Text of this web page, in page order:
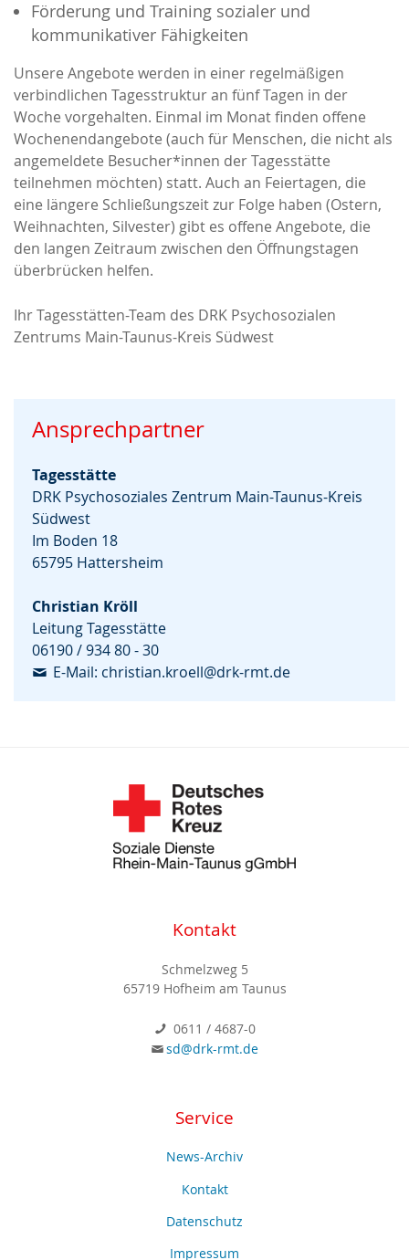
Förderung und Training sozialer und
kommunikativer Fähigkeiten
Unsere Angebote werden in einer regelmäßigen
verbindlichen Tagesstruktur an fünf Tagen in der
Woche vorgehalten. Einmal im Monat finden offene
Wochenendangebote (auch für Menschen, die nicht als
angemeldete Besucher*innen der Tagesstätte
teilnehmen möchten) statt. Auch an Feiertagen, die
eine längere Schließungszeit zur Folge haben (Ostern,
Weihnachten, Silvester) gibt es offene Angebote, die
den langen Zeitraum zwischen den Öffnungstagen
überbrücken helfen.
Ihr Tagesstätten-Team des DRK Psychosozialen
Zentrums Main-Taunus-Kreis Südwest
Ansprechpartner
Tagesstätte
DRK Psychosoziales Zentrum Main-Taunus-Kreis
Südwest
Im Boden 18
65795 Hattersheim
Christian Kröll
Leitung Tagesstätte
06190 / 934 80 - 30
E-Mail: christian.kroell@drk-rmt.de
Kontakt
Schmelzweg 5
65719 Hofheim am Taunus
0611 / 4687-0
sd@drk-rmt.de
Service
News-Archiv
Kontakt
Datenschutz
Impressum